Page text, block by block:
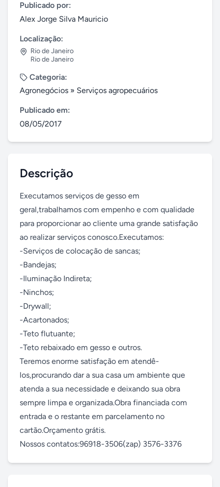
Publicado por:
Alex Jorge Silva Mauricio
Localização:
Rio de Janeiro
Rio de Janeiro
Categoria:
Agronegócios » Serviços agropecuários
Publicado em:
08/05/2017
Descrição
Executamos serviços de gesso em
geral,trabalhamos com empenho e com qualidade
para proporcionar ao cliente uma grande satisfação
ao realizar serviços conosco.Executamos:
-Serviços de colocação de sancas;
-Bandejas;
-Iluminação Indireta;
-Ninchos;
-Drywall;
-Acartonados;
-Teto flutuante;
-Teto rebaixado em gesso e outros.
Teremos enorme satisfação em atendê-
los,procurando dar a sua casa um ambiente que
atenda a sua necessidade e deixando sua obra
sempre limpa e organizada.Obra financiada com
entrada e o restante em parcelamento no
cartão.Orçamento grátis.
Nossos contatos:96918-3506(zap) 3576-3376